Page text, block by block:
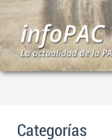
Categorías